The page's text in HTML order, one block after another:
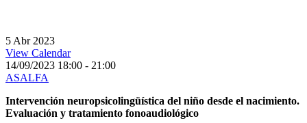
5 Abr 2023
View Calendar
14/09/2023 18:00 - 21:00
ASALFA
Intervención neuropsicolingüística del niño desde el nacimiento.
Evaluación y tratamiento fonoaudiológico